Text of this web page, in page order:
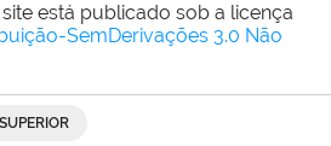
está publicado sob a licença
SemDerivações 3.0 Não